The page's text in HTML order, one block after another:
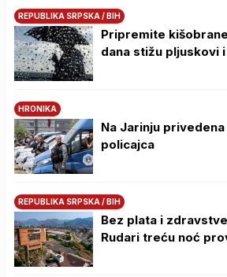
REPUBLIKA SRPSKA / BIH
Pripremite
dana stižu pljuskovi
HRONIKA
Na Јarinju
policajca
REPUBLIKA SRPSKA / BIH
Bez plata i
Rudari treću noć